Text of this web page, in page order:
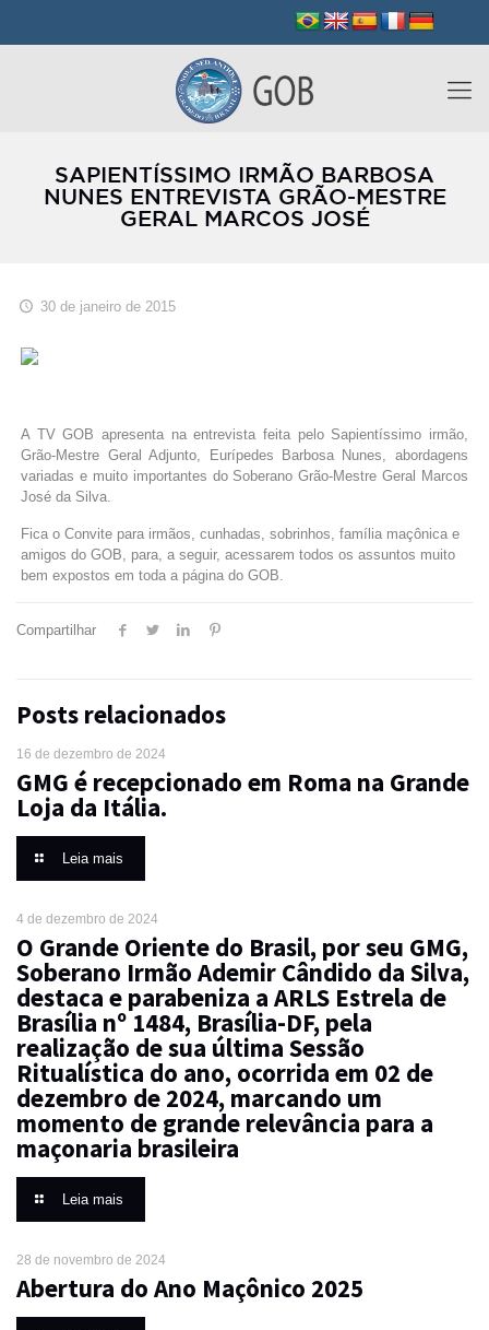
SAPIENTÍSSIMO IRMÃO BARBOSA
NUNES ENTREVISTA GRÃO-MESTRE
GERAL MARCOS JOSÉ
30 de janeiro de 2015
A TV GOB apresenta na entrevista feita pelo Sapientíssimo irmão,
Grão-Mestre Geral Adjunto, Eurípedes Barbosa Nunes, abordagens
variadas e muito importantes do Soberano Grão-Mestre Geral Marcos
José da Silva.
Fica o Convite para irmãos, cunhadas, sobrinhos, família maçônica e
amigos do GOB, para, a seguir, acessarem todos os assuntos muito
bem expostos em toda a página do GOB.
Compartilhar
Posts relacionados
16 de dezembro de 2024
GMG é recepcionado em Roma na Grande
Loja da Itália.
Leia mais
4 de dezembro de 2024
O Grande Oriente do Brasil, por seu GMG,
Soberano Irmão Ademir Cândido da Silva,
destaca e parabeniza a ARLS Estrela de
Brasília nº 1484, Brasília-DF, pela
realização de sua última Sessão
Ritualística do ano, ocorrida em 02 de
dezembro de 2024, marcando um
momento de grande relevância para a
maçonaria brasileira
Leia mais
28 de novembro de 2024
Abertura do Ano Maçônico 2025